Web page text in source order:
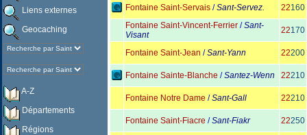
Liens externes
Geocaching
A-Z
Départements
Régions
Fontaine Saint-Servais /Sant-Servez. 22160
Fontaine Saint-Vincent-Ferrier /Sant-
Visant
22170
Fontaine Saint-Jean /Sant-Yann 22200
Fontaine Sainte-Blanche /Santez-Wenn 22210
Fontaine Notre Dame /Sant-Gall 22210
Fontaine Saint-Fiacre /Sant-Fiakr 22250